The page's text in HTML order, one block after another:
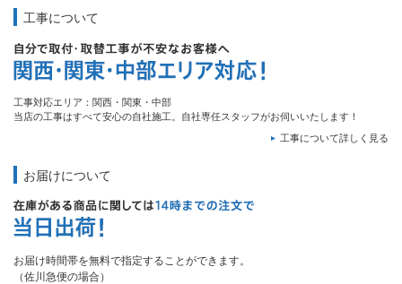
工事について
工事対応エリア：関西・関東・中部
当店の工事はすべて安心の自社施工。自社専任スタッフがお伺いいたします！
工事について詳しく見る
お届けについて
お届け時間帯を無料で指定することができます。
（佐川急便の場合）